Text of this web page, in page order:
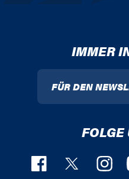
IMMER
FÜR DEN
FOLGE